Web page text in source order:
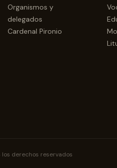
Organismos y
delegados
Cardenal Pironio
los derechos reservados